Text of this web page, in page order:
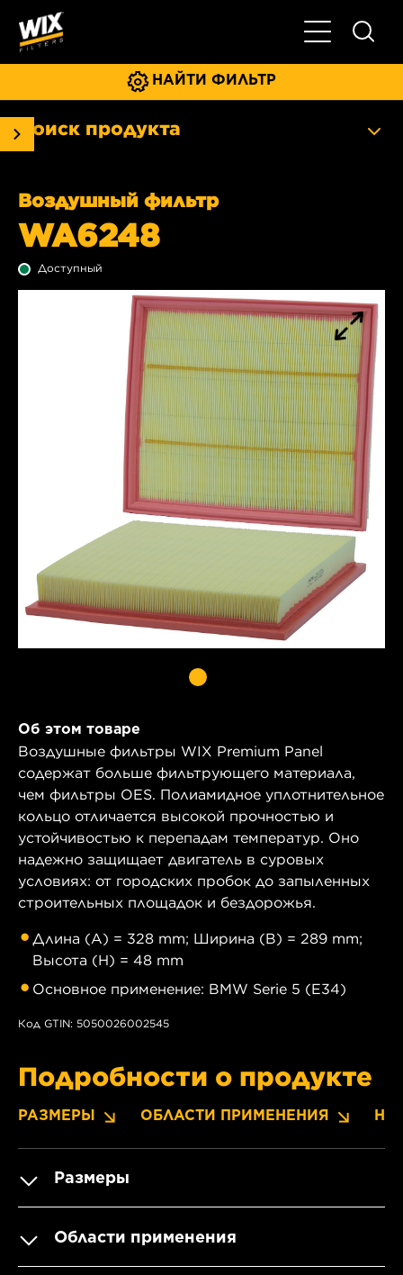
Главное
НАЙТИ ФИЛЬТР
Поиск продукта
Воздушный фильтр
WA6248
Доступный
Об этом товаре
Воздушные фильтры WIX Premium Panel
содержат больше фильтрующего материала,
чем фильтры OES. Полиамидное уплотнительное
кольцо отличается высокой прочностью и
устойчивостью к перепадам температур. Оно
надежно защищает двигатель в суровых
условиях: от городских пробок до запыленных
строительных площадок и бездорожья.
Длина (A) = 328 mm; Ширина (B) = 289 mm;
Высота (H) = 48 mm
Основное применение: BMW Serie 5 (E34)
Код GTIN: 5050026002545
Подробности о продукте
РАЗМЕРЫ ОБЛАСТИ ПРИМЕНЕНИЯ
Размеры
Области применения